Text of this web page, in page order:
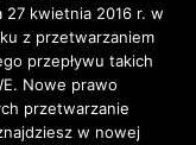
27 kwietnia 2016 r. w
z przetwarzaniem
przepływu takich
Nowe prawo
przetwarzanie
w nowej